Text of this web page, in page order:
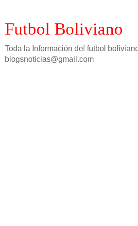
Futbol Boliviano
Toda la Información del futbol
blogsnoticias@gmail.com